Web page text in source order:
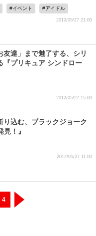
イベント アイドル
2012/05/27 21:00
友達」まで魅了する、シリ
『プリキュア シンドロー
2012/05/27 15:00
り込む、ブラックジョーク
！』
2012/05/27 11:00
4